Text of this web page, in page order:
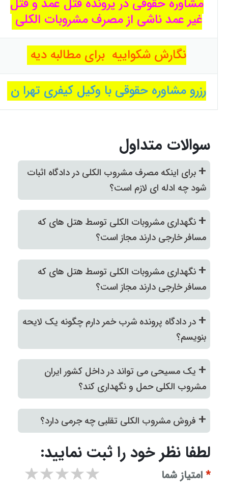
مشاوره حقوقی در پرونده قتل عمد و قتل
غیر عمد ناشی از مصرف مشروبات الکلی
نگارش شکواییه برای مطالبه دیه
رزرو مشاوره حقوقی با وکیل کیفری تهرا ن
سوالات متداول
+ برای اینکه مصرف مشروب الکلی در دادگاه اثبات
شود چه ادله ای لازم است؟
+ نگهداری مشروبات الکلی توسط هتل های که
مسافر خارجی دارند مجاز است؟
+ نگهداری مشروبات الکلی توسط هتل های که
مسافر خارجی دارند مجاز است؟
+ در دادگاه پرونده شرب خمر دارم چگونه یک لایحه
بنویسم؟
+ یک مسیحی می تواند در داخل کشور ایران
مشروب الکلی حمل و نگهداری کند؟
+ فروش مشروب الکلی تقلبی چه جرمی دارد؟
لطفا نظر خود را ثبت نمایید:
*امتیاز شما ۵ stars ۴ stars ۳ stars ۲ stars